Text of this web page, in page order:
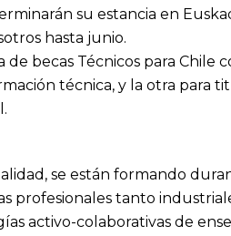
su estancia en
hasta junio.
de becas Técnicos para Chile
técnica, y la otra para
se están formando
profesionales tanto
activo-colaborativas de